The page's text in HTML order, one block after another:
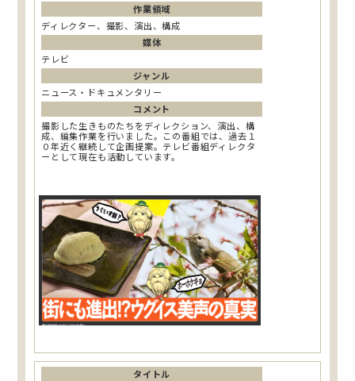
作業領域
ディレクター、撮影、演出、構成
媒体
テレビ
ジャンル
ニュース・ドキュメンタリー
コメント
撮影した生きものたちをディレクション、演出、構
成、編集作業を行いました。この番組では、過去１
０年近く継続して企画提案。テレビ番組ディレクタ
ーとして現在も活動しています。
タイトル